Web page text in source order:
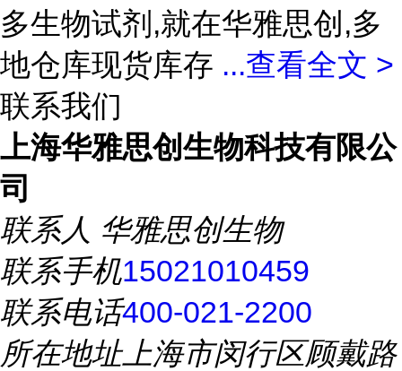
多生物试剂,就在华雅思创,多
地仓库现货库存 ...查看全文 >
联系我们
上海华雅思创生物科技有限公
司
联系人 华雅思创生物
联系手机15021010459
联系电话400-021-2200
所在地址上海市闵行区顾戴路